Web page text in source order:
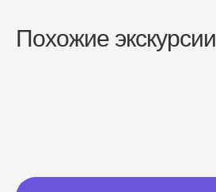
Похожие экскурсии